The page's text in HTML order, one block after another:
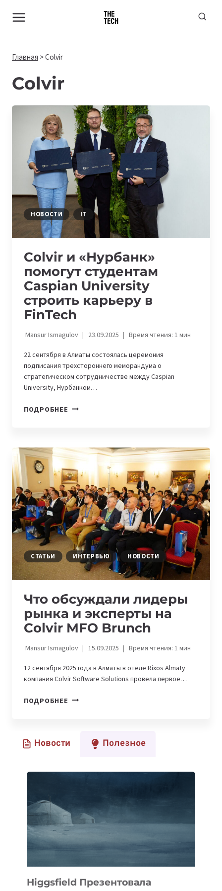
Главная >Colvir
Colvir
НОВОСТИ IT
Colvir и «Нурбанк»
помогут студентам
Caspian University
строить карьеру в
FinTech
Mansur Ismagulov 23.09.2025 Время чтения: 1мин
22 сентября в Алматы состоялась церемония
подписания трехстороннего меморандума о
стратегическом сотрудничестве между Caspian
University, Нурбанком…
ПОДРОБНЕЕ COLVIR
СТУДЕНТАМ
CASPIAN
UNIVERSITY
СТРОИТЬ
КАРЬЕРУ
В
FINTECH
СТАТЬИ ИНТЕРВЬЮ НОВОСТИ
Что обсуждали лидеры
рынка и эксперты на
Colvir MFO Brunch
Mansur Ismagulov 15.09.2025 Время чтения: 1мин
12 сентября 2025 года в Алматы в отеле Rixos Almaty
компания Colvir Software Solutions провела первое…
ПОДРОБНЕЕ ЧТО
И
COLVIR
Новости Полезное
Higgsfield Презентовала